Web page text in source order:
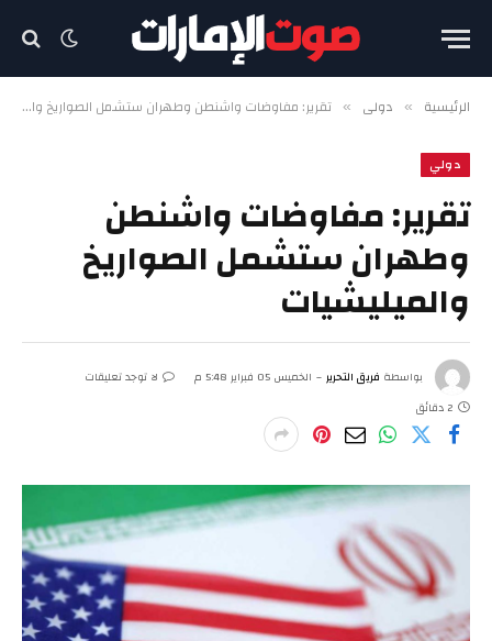
الرئيسية » دولي » تقرير: مفاوضات واشنطن وطهران ستشمل الصواريخ والميليشيات
دولي
تقرير: مفاوضات واشنطن
وطهران ستشمل الصواريخ
والميليشيات
بواسطة فريق التحرير الخميس 05 فبراير 5:48 م
لا توجد تعليقات
2 دقائق